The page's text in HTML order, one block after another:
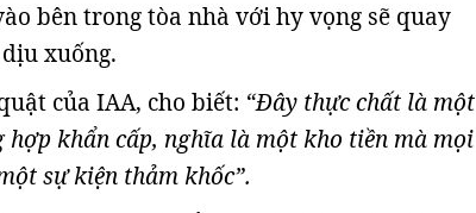
bên trong tòa nhà với hy vọng sẽ quay
xuống.
của IAA, cho biết: “Đây thực chất là một
khẩn cấp, nghĩa là một kho tiền mà mọi
sự kiện thảm khốc”.